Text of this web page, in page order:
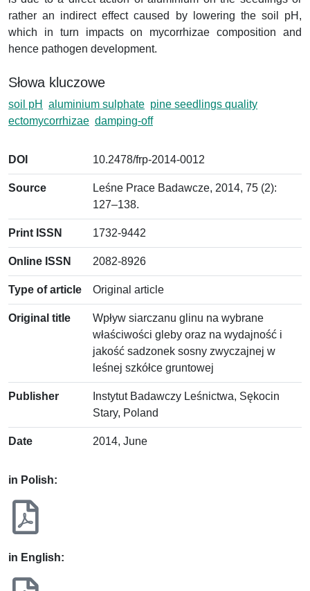
rather an indirect effect caused by lowering the soil pH,
which in turn impacts on mycorrhizae composition and
hence pathogen development.
Słowa kluczowe
soil pH aluminium sulphate pine seedlings quality
ectomycorrhizae damping-off
DOI 10.2478/frp-2014-0012
Source
Leśne Prace Badawcze, 2014, 75 (2):
127–138.
Print ISSN 1732-9442
Online ISSN 2082-8926
Type of article Original article
Original title
Wpływ siarczanu glinu na wybrane
właściwości gleby oraz na wydajność i
jakość sadzonek sosny zwyczajnej w
leśnej szkółce gruntowej
Publisher
Instytut Badawczy Leśnictwa, Sękocin
Stary, Poland
Date 2014, June
in Polish:
in English: